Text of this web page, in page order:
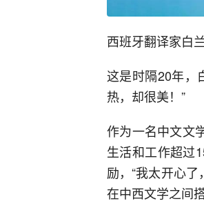
西班牙翻译家白
这是时隔20年，
热，却很美！”
作为一名中文文
生活和工作超过
励，“我太开心
在中西文学之间